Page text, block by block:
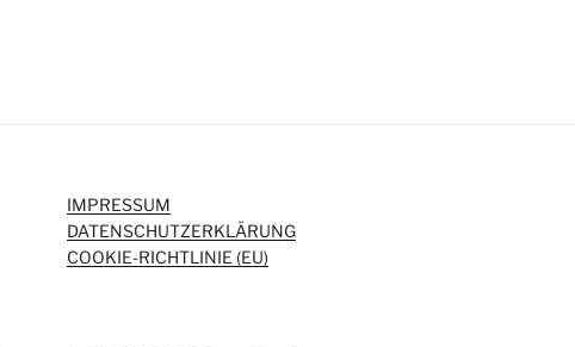
IMPRESSUM
DATENSCHUTZERKLÄRUNG
COOKIE-RICHTLINIE (EU)